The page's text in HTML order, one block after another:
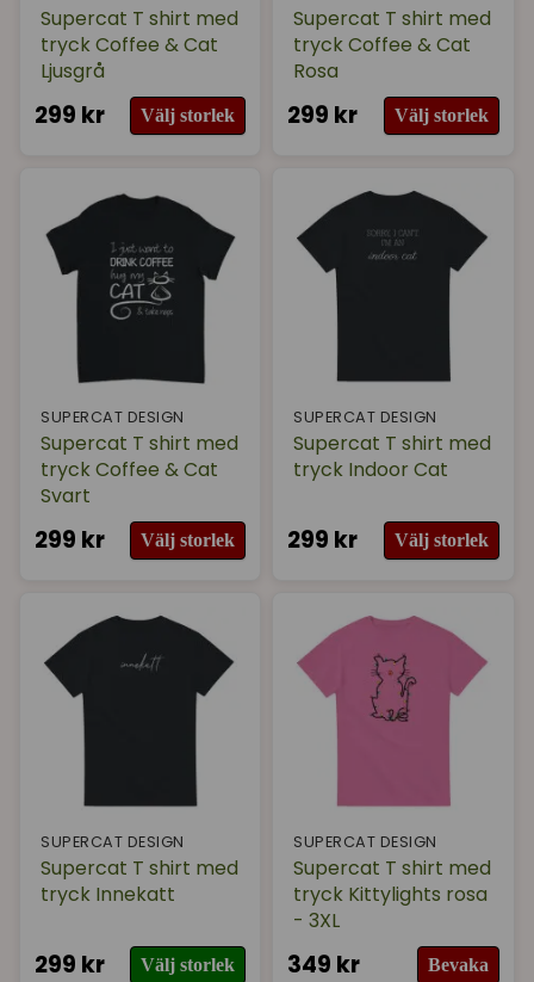
Supercat T shirt med
tryck Coffee & Cat
Ljusgrå
299 kr Välj storlek
Supercat T shirt med
tryck Coffee & Cat
Rosa
299 kr Välj storlek
SUPERCAT DESIGN
Supercat T shirt med
tryck Coffee & Cat
Svart
299 kr Välj storlek
SUPERCAT DESIGN
Supercat T shirt med
tryck Indoor Cat
299 kr Välj storlek
SUPERCAT DESIGN
Supercat T shirt med
tryck Innekatt
299 kr Välj storlek
SUPERCAT DESIGN
Supercat T shirt med
tryck Kittylights rosa
- 3XL
349 kr Bevaka